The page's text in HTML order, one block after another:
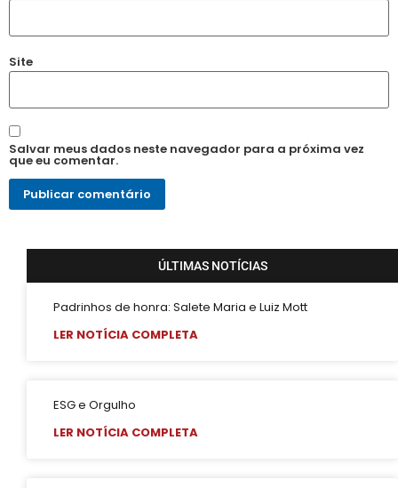
Site
Salvar meus dados neste navegador para a próxima vez
que eu comentar.
ÚLTIMAS NOTÍCIAS
Padrinhos de honra: Salete Maria e Luiz Mott
LER NOTÍCIA COMPLETA
ESG e Orgulho
LER NOTÍCIA COMPLETA